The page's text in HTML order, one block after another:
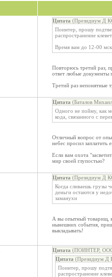
Цитата (Президиум Д
Поинтер, прошу
распространение
Время вам до 12-00
Повторюсь третий раз,
ответ любые документы
Третий раз непонятные
Цитата (Баталов
Одного не пойму, как
кода, связанного с
Отличный вопрос от
небес просил заплатить
Если вам охота
мир своей глупостью?
Цитата (Президиум Д
Когда сливаешь грузы
деньги остаются у
заманухи
А вы опытный товарищ,
нынешних события,
выкладывать!
Цитата (ПОИНТЕР, ООО
Цитата (Президиум Д
Поинтер, прошу
распространение